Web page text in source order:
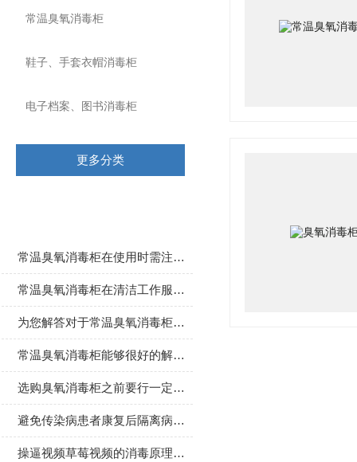
常温臭氧消毒柜
鞋子、手套衣帽消毒柜
电子档案、图书消毒柜
更多分类
常温臭氧消毒柜在使用时需注意的事项分享
常温臭氧消毒柜在清洁工作服时所展现的优势介绍
为您解答对于常温臭氧消毒柜的疑问
常温臭氧消毒柜能够很好的解决餐具消毒的需求
选购臭氧消毒柜之前要行一定的了解
避免传染病患者康复后隔离病房的传染操逼视频草莓视频的使用
操逼视频草莓视频的消毒原理是什么